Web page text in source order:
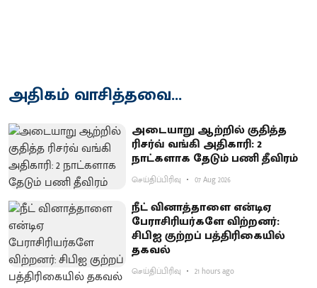
அதிகம் வாசித்தவை...
அடையாறு ஆற்றில் குதித்த
ரிசர்வ் வங்கி அதிகாரி: 2
நாட்களாக தேடும் பணி தீவிரம்
செய்திப்பிரிவு 07 Aug 2026
நீட் வினாத்தாளை என்டிஏ
பேராசிரியர்களே விற்றனர்:
சிபிஐ குற்றப் பத்திரிகையில்
தகவல்
செய்திப்பிரிவு 21 hours ago